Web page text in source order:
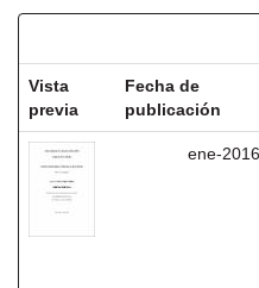
Vista
previa
Fecha de
publicación
ene-2016